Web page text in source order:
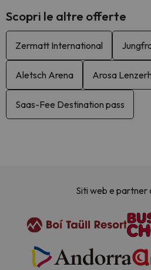
Scopri le altre offerte
Zermatt International
Aletsch Arena Arosa
Saas-Fee Destination pass
Siti web e partner